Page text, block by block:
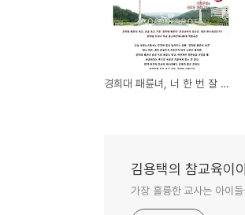
경희대 패륜녀, 너 한 번 잘 걸렸다!
김용택의 참교육이
가장 훌륭한 교사는 아이